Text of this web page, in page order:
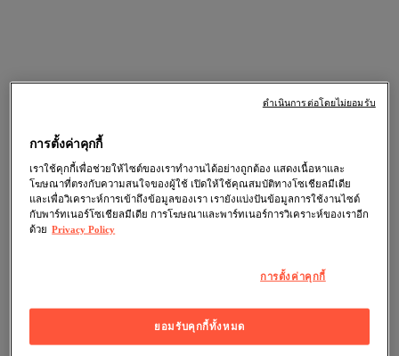
การตั้งค่าคุกกี้
เราใช้คุกกี้เพื่อช่วยให้ไซต์ของเราทำงานได้อย่างถูกต้อง แสดงเนื้อหาและ
โฆษณาที่ตรงกับความสนใจของผู้ใช้ เปิดให้ใช้คุณสมบัติทางโซเชียลมีเดีย
และเพื่อวิเคราะห์การเข้าถึงข้อมูลของเรา เรายังแบ่งปันข้อมูลการใช้งานไซต์
กับพาร์ทเนอร์โซเชียลมีเดีย การโฆษณาและพาร์ทเนอร์การวิเคราะห์ของเราอีก
ด้วย Privacy Policy
การตั้งค่าคุกกี้
ยอมรับคุกกี้ทั้งหมด
ดำเนินการต่อโดยไม่ยอมรับ